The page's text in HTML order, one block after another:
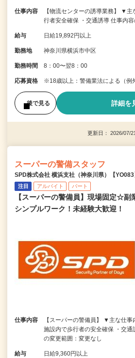
仕事内容
【物流センターの誘導業務】 ▼
行者安全確保 ・交通誘導 仕事内
給与 日給19,892円以上
勤務地 神奈川県横浜市中区
勤務時間 8：00〜翌8：00
応募資格 ※18歳以上：警備業法による（例
後で見る 詳細を
更新日： 2026/07/
スーパーの警備スタッフ
SPD株式会社 横浜支社（神奈川県）【YO083
注目 アルバイト パート
【スーパーの警備員】現場固定☆副
シンプルワーク！未経験大歓迎！
仕事内容
【スーパーの警備員】 ▼主な仕事
施設内で歩行者の安全確保 ・交
の変更範囲：変更なし
給与 日給9,360円以上